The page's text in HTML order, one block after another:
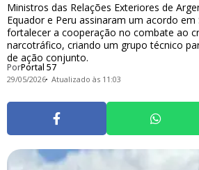
Ministros das Relações Exteriores de
Equador e Peru assinaram um acordo em
fortalecer a cooperação no combate ao
narcotráfico, criando um grupo técnico
de ação conjunto.
PorPortal 57
29/05/2026 Atualizado às 11:03